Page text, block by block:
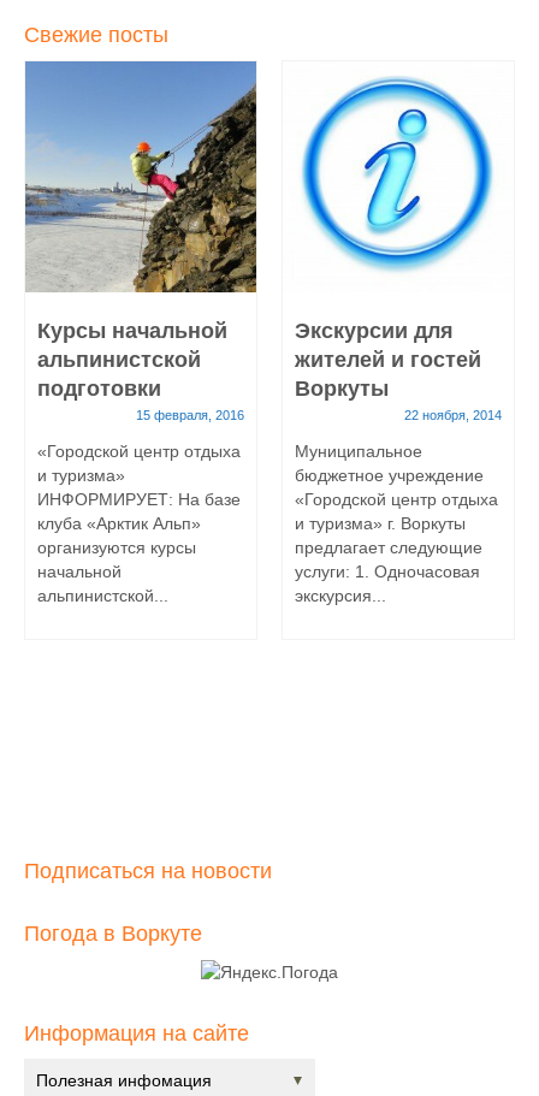
Свежие посты
Курсы начальной
альпинистской
подготовки
15 февраля, 2016
«Городской центр отдыха
и туризма»
ИНФОРМИРУЕТ: На базе
клуба «Арктик Альп»
организуются курсы
начальной
альпинистской...
Экскурсии для
жителей и гостей
Воркуты
22 ноября, 2014
Муниципальное
бюджетное учреждение
«Городской центр отдыха
и туризма» г. Воркуты
предлагает следующие
услуги: 1. Одночасовая
экскурсия...
Подписаться на новости
Погода в Воркуте
Информация на сайте
Полезная инфомация